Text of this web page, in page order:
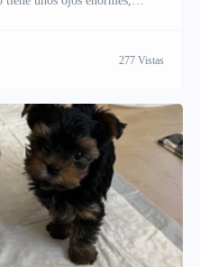
que es perfecta
de su dulce apariencia.
277 Vistas